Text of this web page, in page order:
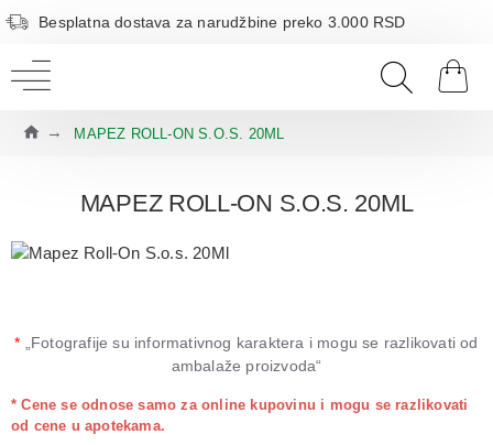
Besplatna dostava za narudžbine preko 3.000 RSD
MAPEZ ROLL-ON S.O.S. 20ML
MAPEZ ROLL-ON S.O.S. 20ML
* „Fotografije su informativnog karaktera i mogu se razlikovati od
ambalaže proizvoda“
* Cene se odnose samo za online kupovinu i mogu se razlikovati
od cene u apotekama.